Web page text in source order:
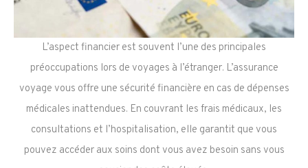
L’aspect financier est souvent l’une des principales
préoccupations lors de voyages à l’étranger. L’assurance
voyage vous offre une sécurité financière en cas de dépenses
médicales inattendues. En couvrant les frais médicaux, les
consultations et l’hospitalisation, elle garantit que vous
pouvez accéder aux soins dont vous avez besoin sans vous